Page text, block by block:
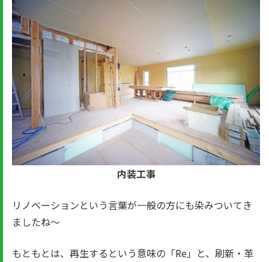
内装工事
リノベーションという言葉が一般の方にも染みついてき
ましたね～
もともとは、再生するという意味の「Re」と、刷新・革